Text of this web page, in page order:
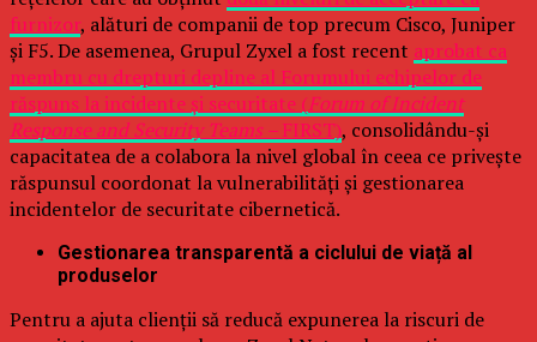
furnizor, alături de companii de top precum Cisco, Juniper
și F5. De asemenea, Grupul Zyxel a fost recent aprobat ca
membru cu drepturi depline al Forumului echipelor de
răspuns la incidente și securitate (Forum of Incident
Response and Security Teams –FIRST), consolidându-și
capacitatea de a colabora la nivel global în ceea ce privește
răspunsul coordonat la vulnerabilități și gestionarea
incidentelor de securitate cibernetică.
Gestionarea transparentă a ciclului de viață al
produselor
Pentru a ajuta clienții să reducă expunerea la riscuri de